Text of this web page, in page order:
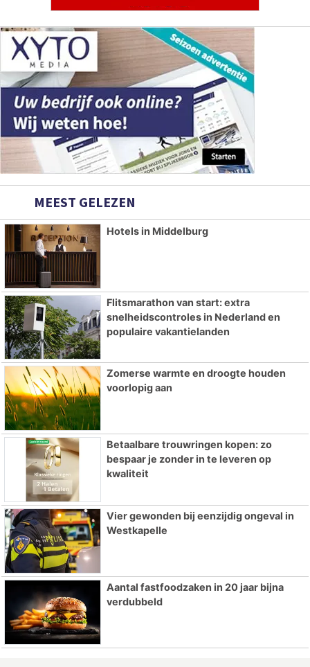
MEEST GELEZEN
Hotels in Middelburg
Flitsmarathon van start: extra
snelheidscontroles in Nederland en
populaire vakantielanden
Zomerse warmte en droogte houden
voorlopig aan
Betaalbare trouwringen kopen: zo
bespaar je zonder in te leveren op
kwaliteit
Vier gewonden bij eenzijdig ongeval in
Westkapelle
Aantal fastfoodzaken in 20 jaar bijna
verdubbeld